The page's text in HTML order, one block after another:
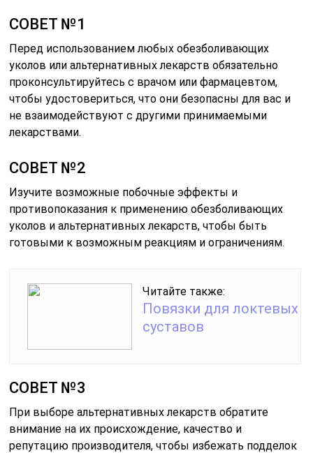
СОВЕТ №1
Перед использованием любых обезболивающих
уколов или альтернативных лекарств обязательно
проконсультируйтесь с врачом или фармацевтом,
чтобы удостовериться, что они безопасны для вас и
не взаимодействуют с другими принимаемыми
лекарствами.
СОВЕТ №2
Изучите возможные побочные эффекты и
противопоказания к применению обезболивающих
уколов и альтернативных лекарств, чтобы быть
готовыми к возможным реакциям и ограничениям.
Читайте также:
Повязки для локтевых
суставов
СОВЕТ №3
При выборе альтернативных лекарств обратите
внимание на их происхождение, качество и
репутацию производителя, чтобы избежать подделок